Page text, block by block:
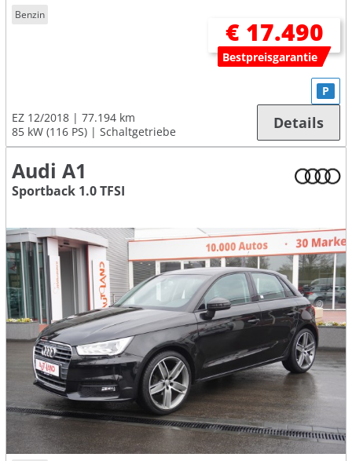
Benzin
€ 17.490
Bestpreisgarantie
EZ 12/2018
77.194 km
85 kW (116 PS)
Schaltgetriebe
P
Details
Audi A1
Sportback 1.0 TFSI